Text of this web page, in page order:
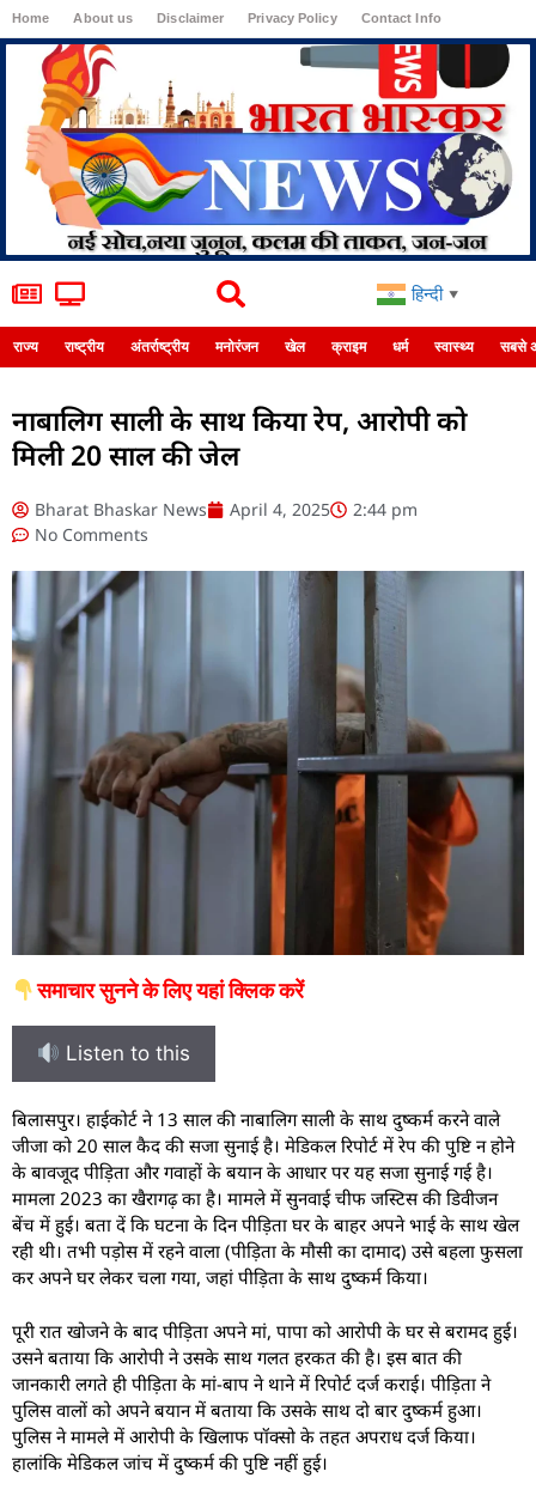
Home About us Disclaimer Privacy Policy Contact Info
हिन्दी ▼
राज्य राष्ट्रीय अंतर्राष्ट्रीय मनोरंजन खेल क्राइम धर्म स्वास्थ्य सबसे
नाबालिग साली के साथ किया रेप, आरोपी को
मिली 20 साल की जेल
Bharat Bhaskar News April 4, 2025
2:44 pm
No Comments
समाचार सुनने के लिए यहां क्लिक करें
Listen to this
बिलासपुर। हाईकोर्ट ने 13 साल की नाबालिग साली के साथ दुष्कर्म करने वाले
जीजा को 20 साल कैद की सजा सुनाई है। मेडिकल रिपोर्ट में रेप की पुष्टि न होने
के बावजूद पीड़िता और गवाहों के बयान के आधार पर यह सजा सुनाई गई है।
मामला 2023 का खैरागढ़ का है। मामले में सुनवाई चीफ जस्टिस की डिवीजन
बेंच में हुई। बता दें कि घटना के दिन पीड़िता घर के बाहर अपने भाई के साथ खेल
रही थी। तभी पड़ोस में रहने वाला (पीड़िता के मौसी का दामाद) उसे बहला फुसला
कर अपने घर लेकर चला गया, जहां पीड़िता के साथ दुष्कर्म किया।
पूरी रात खोजने के बाद पीड़िता अपने मां, पापा को आरोपी के घर से बरामद हुई।
उसने बताया कि आरोपी ने उसके साथ गलत हरकत की है। इस बात की
जानकारी लगते ही पीड़िता के मां-बाप ने थाने में रिपोर्ट दर्ज कराई। पीड़िता ने
पुलिस वालों को अपने बयान में बताया कि उसके साथ दो बार दुष्कर्म हुआ।
पुलिस ने मामले में आरोपी के खिलाफ पॉक्सो के तहत अपराध दर्ज किया।
हालांकि मेडिकल जांच में दुष्कर्म की पुष्टि नहीं हुई।